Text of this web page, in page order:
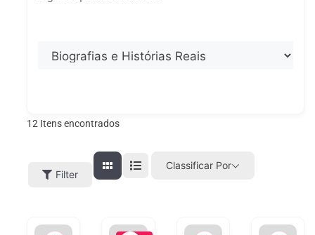
12 Itens encontrados
Filter
Classificar Por